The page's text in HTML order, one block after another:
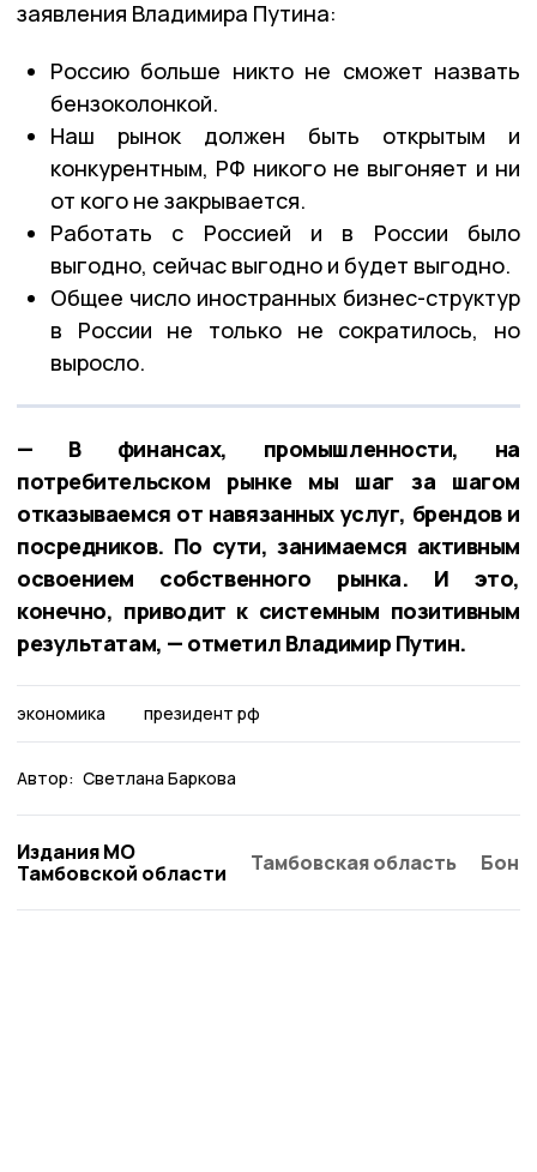
заявления Владимира Путина:
Россию больше никто не сможет назвать
бензоколонкой.
Наш рынок должен быть открытым и
конкурентным, РФ никого не выгоняет и ни
от кого не закрывается.
Работать с Россией и в России было
выгодно, сейчас выгодно и будет выгодно.
Общее число иностранных бизнес-структур
в России не только не сократилось, но
выросло.
— В финансах, промышленности, на
потребительском рынке мы шаг за шагом
отказываемся от навязанных услуг, брендов и
посредников. По сути, занимаемся активным
освоением собственного рынка. И это,
конечно, приводит к системным позитивным
результатам, — отметил Владимир Путин.
экономика президент рф
Автор: Светлана Баркова
Издания МО
Тамбовской области
Тамбовская область